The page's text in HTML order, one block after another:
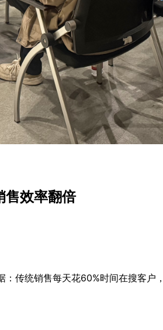
售效率翻倍
：传统销售每天花60%时间在搜客